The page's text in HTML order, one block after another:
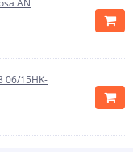
AN
06/15HK-